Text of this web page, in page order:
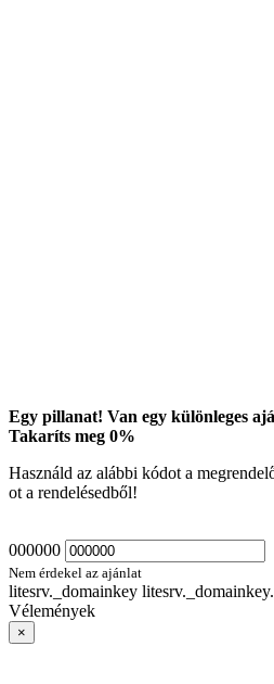
Egy pillanat! Van egy különleges
Takaríts meg 0%
Használd az alábbi kódot a
ot a rendelésedből!
000000
Nem érdekel az ajánlat
litesrv._domainkey
Vélemények
×